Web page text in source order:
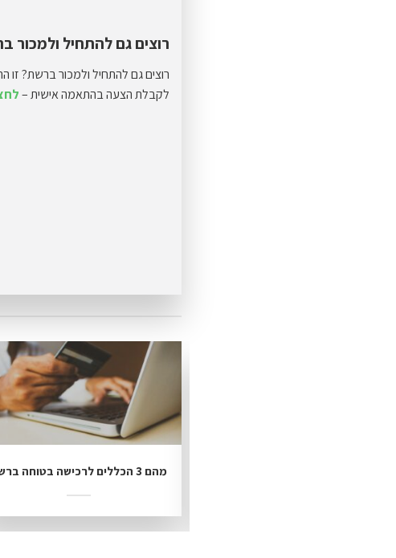
רוצים גם להתחיל ולמכור
רוצים גם להתחיל ולמכור ברשת?
לקבלת הצעה בהתאמה אישית –
מהם 3 הכללים לרכישה בטוחה ברשת